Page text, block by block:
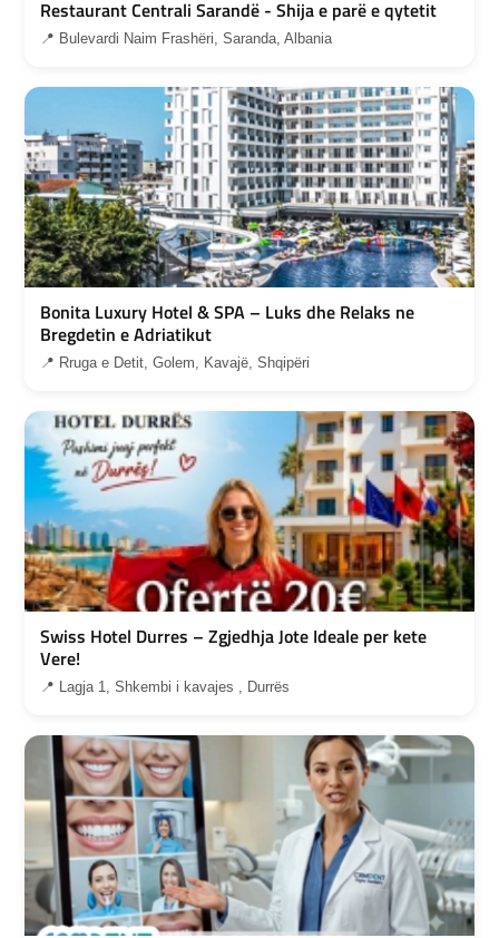
Restaurant Centrali Sarandë - Shija e parë e qytetit
📍 Bulevardi Naim Frashëri, Saranda, Albania
Bonita Luxury Hotel & SPA – Luks dhe Relaks ne
Bregdetin e Adriatikut
📍 Rruga e Detit, Golem, Kavajë, Shqipëri
Swiss Hotel Durres – Zgjedhja Jote Ideale per kete
Vere!
📍 Lagja 1, Shkembi i kavajes , Durrës